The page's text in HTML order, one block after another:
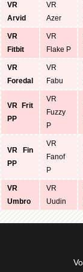
VR
Arvid
VR
Azer
VR
Fitbit
VR
Flake P
VR
Foredal
VR
Fabu
VR Frit
PP
VR
Fuzzy
P
VR Fin
PP
VR
Fanof
P
VR
Umbro
VR
Uudin